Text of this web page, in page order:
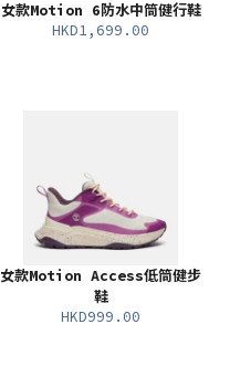
女款Motion 6防水中筒健行鞋
HKD1,699.00
女款Motion Access低筒健步
鞋
HKD999.00